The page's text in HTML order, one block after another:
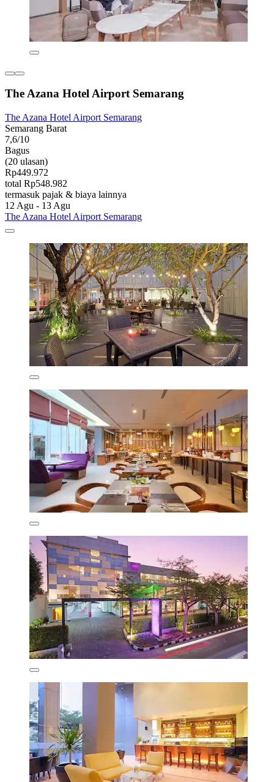
The Azana Hotel Airport Semarang
The Azana Hotel Airport Semarang
Semarang Barat
7,6/10
Bagus
(20 ulasan)
Rp449.972
total Rp548.982
termasuk pajak & biaya lainnya
12 Agu - 13 Agu
The Azana Hotel Airport Semarang